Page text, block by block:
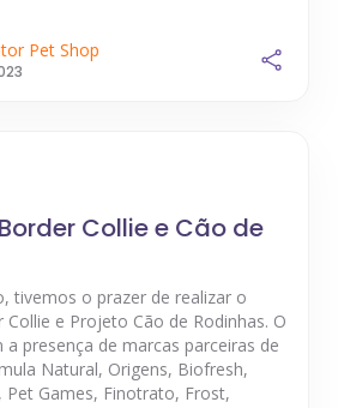
Pet Shop
Collie e Cão de
tivemos o prazer de realizar o
e Projeto Cão de Rodinhas. O
presença de marcas parceiras de
Natural, Origens, Biofresh,
Pet Games, Finotrato, Frost,